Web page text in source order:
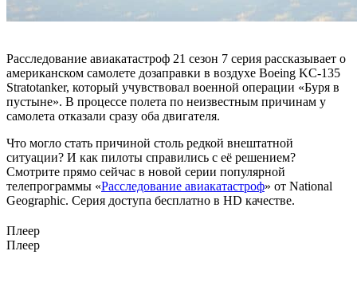
Расследование авиакатастроф 21 сезон 7 серия рассказывает о
американском самолете дозаправки в воздухе Boeing KC-135
Stratotanker, который учувствовал военной операции «Буря в
пустыне». В процессе полета по неизвестным причинам у
самолета отказали сразу оба двигателя.
Что могло стать причиной столь редкой внештатной
ситуации? И как пилоты справились с её решением?
Смотрите прямо сейчас в новой серии популярной
телепрограммы «Расследование авиакатастроф» от National
Geographic. Серия доступа бесплатно в HD качестве.
Плеер
Плеер